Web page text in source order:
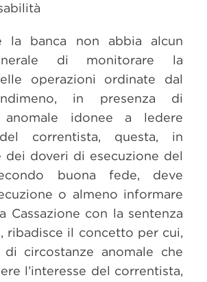
la banca non abbia alcun
di monitorare la
operazioni ordinate dal
in presenza di
anomale idonee a ledere
del correntista, questa, in
dei doveri di esecuzione del
buona fede, deve
o almeno informare
Cassazione con la sentenza
ribadisce il concetto per cui,
di circostanze anomale che
l’interesse del correntista,